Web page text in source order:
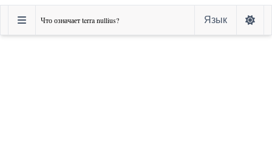
Что означает terra nullius? Язык